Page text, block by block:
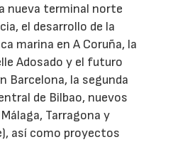
nueva terminal norte
el desarrollo de la
marina en A Coruña, la
Adosado y el futuro
Barcelona, la segunda
de Bilbao, nuevos
Tarragona y
así como proyectos